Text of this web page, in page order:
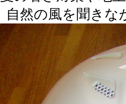
自然の風を聞きな